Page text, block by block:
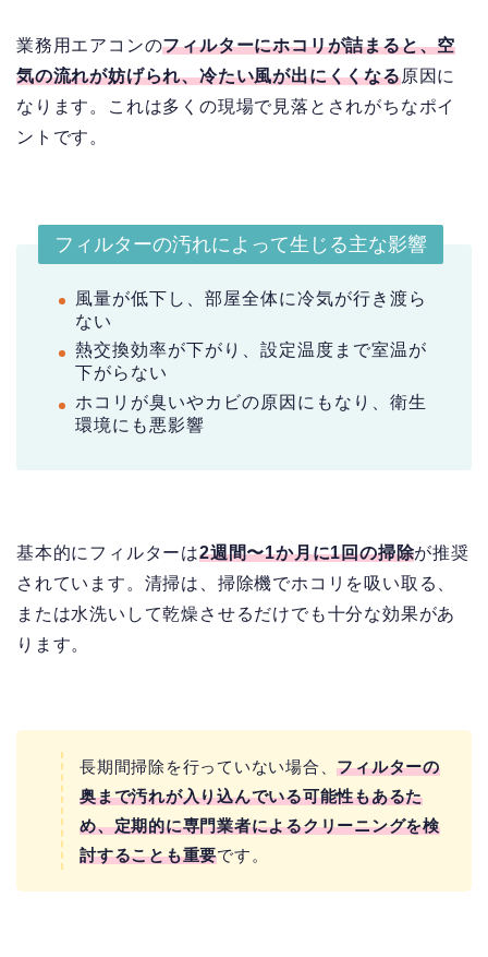
業務用エアコンのフィルターにホコリが詰まると、空
気の流れが妨げられ、冷たい風が出にくくなる原因に
なります。これは多くの現場で見落とされがちなポイ
ントです。
フィルターの汚れによって生じる主な影響
風量が低下し、部屋全体に冷気が行き渡ら
ない
熱交換効率が下がり、設定温度まで室温が
下がらない
ホコリが臭いやカビの原因にもなり、衛生
環境にも悪影響
基本的にフィルターは2週間〜1か月に1回の掃除が推奨
されています。清掃は、掃除機でホコリを吸い取る、
または水洗いして乾燥させるだけでも十分な効果があ
ります。
長期間掃除を行っていない場合、フィルターの
奥まで汚れが入り込んでいる可能性もあるた
め、定期的に専門業者によるクリーニングを検
討することも重要です。